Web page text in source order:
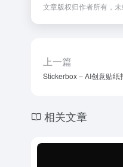
文章版权归作者所有，未
上一篇
Stickerbox – AI创意贴
相关文章